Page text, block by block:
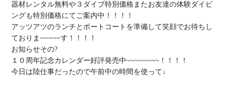
器材レンタル無料や３ダイブ特別価格またお友達の体験ダイビ
ングも特別価格にてご案内中！！！！
アッツアツのランチとボートコートを準備して笑顔でお待ちし
ておりま~~~~~す！！！！
お知らせその?
１０周年記念カレンダー好評発売中~~~~~~~~！！！！
今日は陸仕事だったので午前中の時間を使って↓